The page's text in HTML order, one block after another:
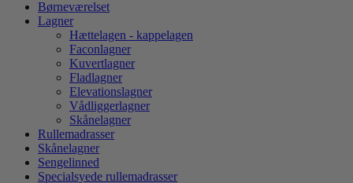
Børneværelset
Lagner
Hættelagen - kappelagen
Faconlagner
Kuvertlagner
Fladlagner
Elevationslagner
Vådliggerlagner
Skånelagner
Rullemadrasser
Skånelagner
Sengelinned
Specialsyede rullemadrasser